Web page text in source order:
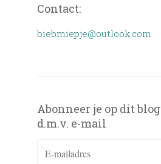
Contact:
biebmiepje@outlook.com
Abonneer je op dit blog
d.m.v. e-mail